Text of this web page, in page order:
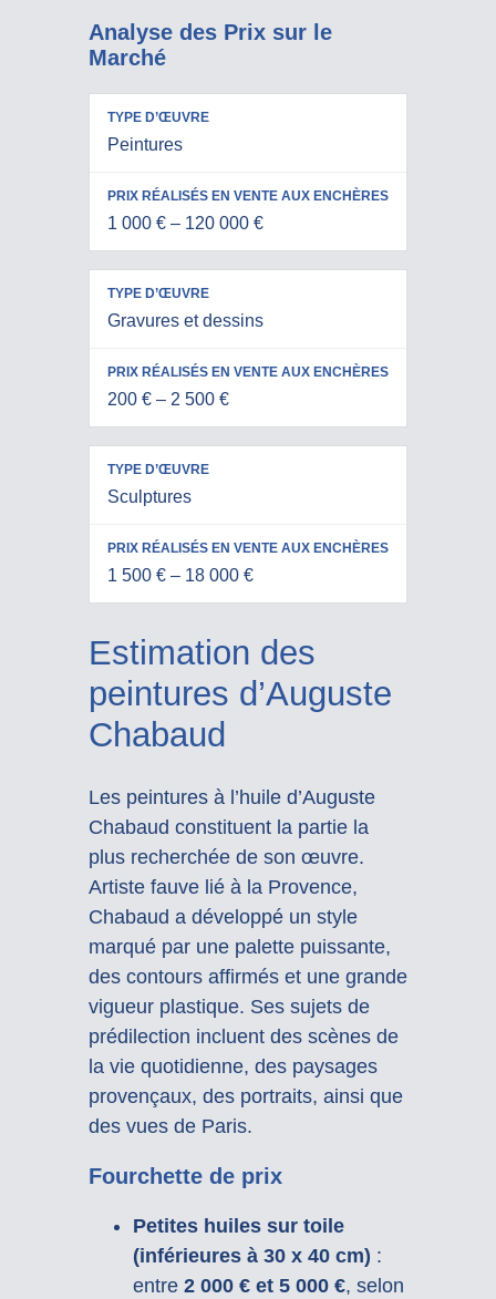
Analyse des Prix sur le
Marché
D’ŒUVRE
AUX
ENCHÈRES
Peintures
1 000 € – 120 000 €
Gravures et dessins
200 € – 2 500 €
Sculptures
1 500 € – 18 000 €
Estimation des
peintures d’Auguste
Chabaud
Les peintures à l’huile d’Auguste
Chabaud constituent la partie la
plus recherchée de son œuvre.
Artiste fauve lié à la Provence,
Chabaud a développé un style
marqué par une palette puissante,
des contours affirmés et une grande
vigueur plastique. Ses sujets de
prédilection incluent des scènes de
la vie quotidienne, des paysages
provençaux, des portraits, ainsi que
des vues de Paris.
Fourchette de prix
Petites huiles sur toile
(inférieures à 30 x 40 cm) :
entre 2 000 € et 5 000 €, selon